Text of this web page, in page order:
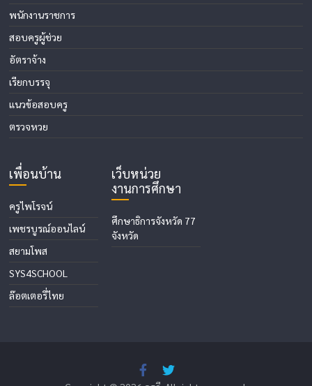
พนักงานราชการ
สอบครูผู้ช่วย
อัตราจ้าง
เรียกบรรจุ
แนวข้อสอบครู
ตรวจหวย
เพื่อนบ้าน
ครูไพโรจน์
เพชรบูรณ์ออนไลน์
สยามโพส
SYS4SCHOOL
ล๊อตเตอรี่ไทย
เว็บหน่วย
งานการศึกษา
ศึกษาธิการจังหวัด 77
จังหวัด